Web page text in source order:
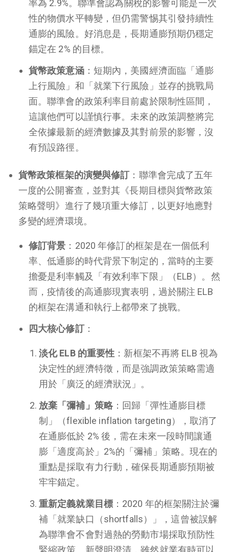
率為 2.9%。聯準會認為關稅的影響可能是一次
性的物價水平轉變，但仍需警惕其引發持續性
通膨的風險。好消息是，長期通膨預期仍穩定
錨定在 2% 的目標。
貨幣政策意涵：短期內，美國經濟面臨「通膨
上行風險」和「就業下行風險」並存的挑戰局
面。聯準會的政策利率目前處於限制性區間，
這讓他們可以謹慎行事。未來的政策調整將完
全依據最新的經濟數據及其對前景的影響，沒
有預設路徑。
貨幣政策框架的演變與修訂：聯準會完成了五年
一度的公開審查，並對其《長期目標與貨幣政策
策略聲明》進行了幾項重大修訂，以更好地應對
多變的經濟環境。
修訂背景 ：2020 年修訂的框架是在一個低利
率、低通膨的時代背景下制定的，當時的主要
擔憂是利率觸及「有效利率下限」（ELB）。然
而，疫情後的高通膨現實表明，過於關注 ELB
的框架在溝通和執行上都帶來了挑戰。
四大核心修訂：
淡化 ELB 的重要性 ：新框架不再將 ELB 視為
決定性的經濟特徵，而是強調政策策略需適
用於「廣泛的經濟狀況」。
放棄「彌補」策略：回歸「彈性通膨目標
制」（flexible inflation targeting），取消了
在通膨低於 2% 後，需在未來一段時間讓通
膨「適度高於」2%的「彌補」策略。現在的
重點是採取有力行動，確保長期通膨預期被
牢牢錨定。
重新定義就業目標：2020 年的框架關注於彌
補「就業缺口（shortfalls）」，這曾被誤解
為聯準會不會對過熱的勞動市場採取預防性
緊縮政策。新聲明澄清，雖然就業有時可以